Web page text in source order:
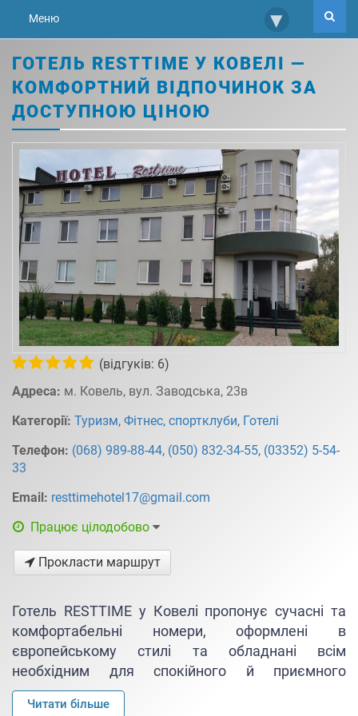
Меню ▾
ГОТЕЛЬ RESTTIME У КОВЕЛІ —
КОМФОРТНИЙ ВІДПОЧИНОК ЗА
ДОСТУПНОЮ ЦІНОЮ
(відгуків: 6)
Адреса: м. Ковель, вул. Заводська, 23в
Категорії:Туризм,Фітнес, спортклуби, Готелі
Телефон: (068) 989-88-44, (050) 832-34-55, (03352) 5-54-
33
Email: resttimehotel17@gmail.com
Працює цілодобово
Прокласти маршрут
Готель RESTTIME у Ковелі пропонує сучасні та
комфортабельні номери, оформлені в
європейському стилі та обладнані всім
необхідним для спокійного й приємного
відпочинку. У номерах передбачені якісні меблі,
сучасна техніка, зручні спальні місця та
Читати більше